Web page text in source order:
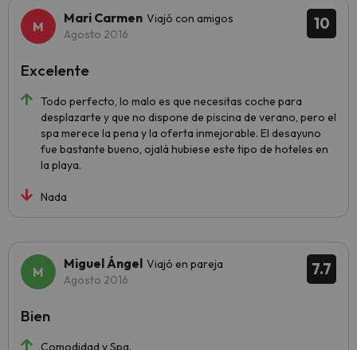
10
Mari Carmen Viajó con amigos
Agosto 2016
Todo perfecto, lo malo es que necesitas coche para
desplazarte y que no dispone de piscina de verano, pero el
spa merece la pena y la oferta inmejorable. El desayuno
fue bastante bueno, ojalá hubiese este tipo de hoteles en
la playa.
Nada
Excelente
7.7
Miguel Ángel Viajó en pareja
Agosto 2016
Comodidad y Spa.
Bien